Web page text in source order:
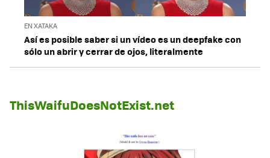
EN XATAKA
Así es posible saber si un vídeo es un deepfake con
sólo un abrir y cerrar de ojos, literalmente
ThisWaifuDoesNotExist.net